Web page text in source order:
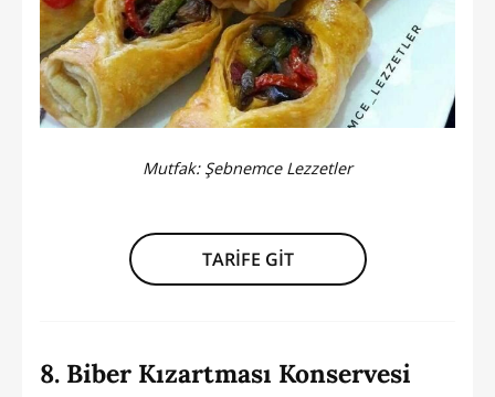
Mutfak: Şebnemce Lezzetler
TARİFE GİT
8. Biber Kızartması Konservesi